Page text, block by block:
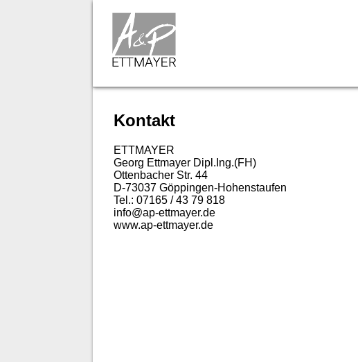
Kontakt
ETTMAYER
Georg Ettmayer Dipl.Ing.(FH)
Ottenbacher Str. 44
D-73037 Göppingen-Hohenstaufen
Tel.: 07165 / 43 79 818
info@ap-ettmayer.de
www.ap-ettmayer.de